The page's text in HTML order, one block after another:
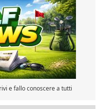
e fallo conoscere a tutti